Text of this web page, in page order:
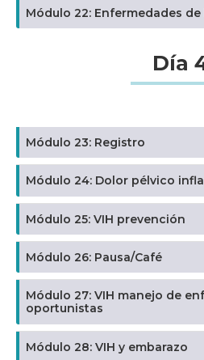
Módulo 22: Enfermedades
Día
Módulo 23: Registro
Módulo 24: Dolor pélvico
Módulo 25: VIH prevención
Módulo 26: Pausa/Café
Módulo 27: VIH manejo de
oportunistas
Módulo 28: VIH y embarazo